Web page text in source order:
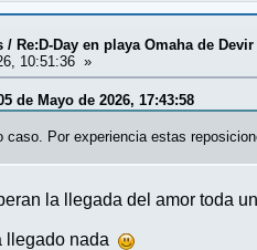
/ Re:D-Day en playa Omaha de
10:51:36 »
de Mayo de 2026, 17:43:58
caso. Por experiencia estas
la llegada del amor toda
llegado nada